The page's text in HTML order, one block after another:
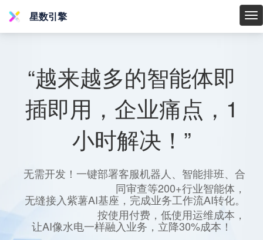
星
星数引擎
“越来越多的智能体即
插即用，企业痛点，1
小时解决！”
无需开发！一键部署客服机器人、智能排班、合
同审查等200+行业智能体，
无缝接入紫薯AI基座，完成业务工作流AI转化。
按使用付费，低使用运维成本，
让AI像水电一样融入业务，立降30%成本！